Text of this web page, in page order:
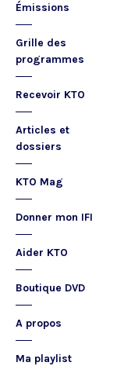
Émissions
Grille des
programmes
Recevoir KTO
Articles et
dossiers
KTO Mag
Donner mon IFI
Aider KTO
Boutique DVD
A propos
Ma playlist